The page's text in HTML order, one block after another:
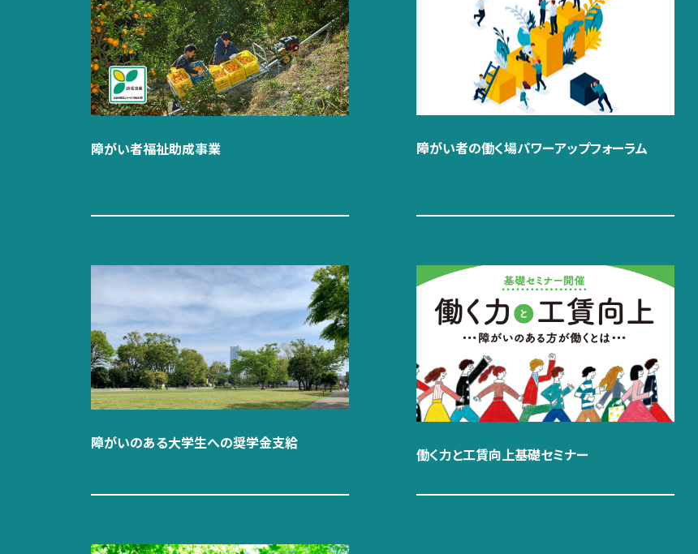
障がい者福祉助成事業
障がい者の働く場パワーアップフォーラム
障がいのある大学生への奨学金支給
働く力と工賃向上基礎セミナー